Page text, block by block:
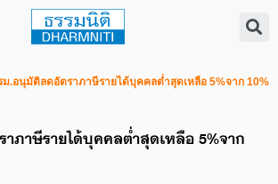
ม.อนุมัติลดอัตราภาษีรายได้บุคคลต่ำสุดเหลือ 5%จาก 10%
ภาษีรายได้บุคคลต่ำสุดเหลือ 5%จาก